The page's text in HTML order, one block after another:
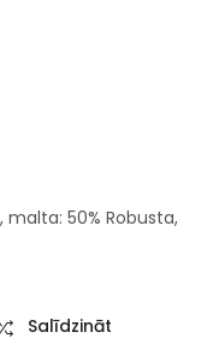
50% Robusta,
Salīdzināt